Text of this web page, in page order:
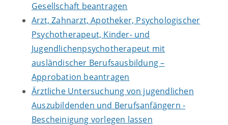
Gesellschaft beantragen
Arzt, Zahnarzt, Apotheker, Psychologischer
Psychotherapeut, Kinder- und
Jugendlichenpsychotherapeut mit
ausländischer Berufsausbildung –
Approbation beantragen
Ärztliche Untersuchung von jugendlichen
Auszubildenden und Berufsanfängern -
Bescheinigung vorlegen lassen